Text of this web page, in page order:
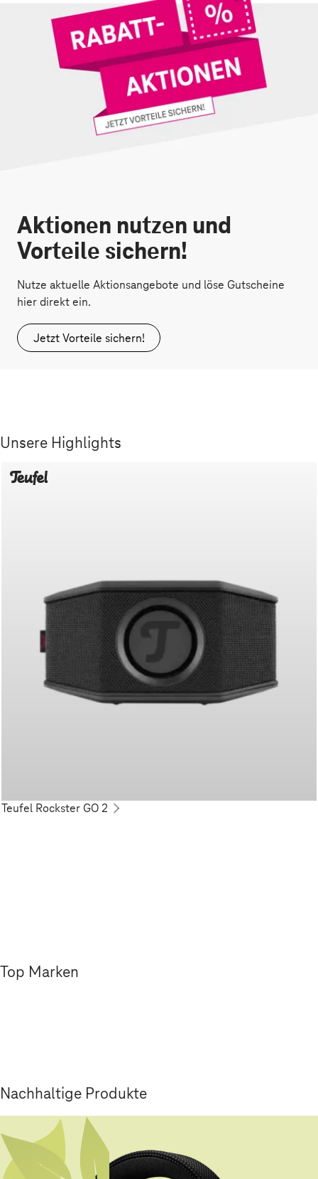
Aktionen nutzen und
Vorteile sichern!
Nutze aktuelle Aktionsangebote und löse Gutscheine
hier direkt ein.
Jetzt Vorteile sichern!
Unsere Highlights
Teufel Rockster GO 2
Top Marken
Nachhaltige Produkte